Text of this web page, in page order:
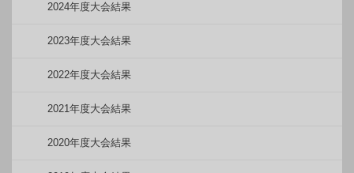
2024年度大会結果
2023年度大会結果
2022年度大会結果
2021年度大会結果
2020年度大会結果